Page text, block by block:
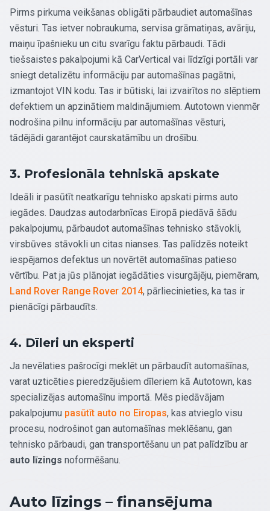
Pirms pirkuma veikšanas obligāti pārbaudiet automašīnas
vēsturi. Tas ietver nobraukuma, servisa grāmatiņas, avāriju,
maiņu īpašnieku un citu svarīgu faktu pārbaudi. Tādi
tiešsaistes pakalpojumi kā CarVertical vai līdzīgi portāli var
sniegt detalizētu informāciju par automašīnas pagātni,
izmantojot VIN kodu. Tas ir būtiski, lai izvairītos no slēptiem
defektiem un apzinātiem maldinājumiem. Autotown vienmēr
nodrošina pilnu informāciju par automašīnas vēsturi,
tādējādi garantējot caurskatāmību un drošību.
3. Profesionāla tehniskā apskate
Ideāli ir pasūtīt neatkarīgu tehnisko apskati pirms auto
iegādes. Daudzas autodarbnīcas Eiropā piedāvā šādu
pakalpojumu, pārbaudot automašīnas tehnisko stāvokli,
virsbūves stāvokli un citas nianses. Tas palīdzēs noteikt
iespējamos defektus un novērtēt automašīnas patieso
vērtību. Pat ja jūs plānojat iegādāties visurgājēju, piemēram,
Land Rover Range Rover 2014, pārliecinieties, ka tas ir
pienācīgi pārbaudīts.
4. Dīleri un eksperti
Ja nevēlaties pašrocīgi meklēt un pārbaudīt automašīnas,
varat uzticēties pieredzējušiem dīleriem kā Autotown, kas
specializējas automašīnu importā. Mēs piedāvājam
pakalpojumu pasūtīt auto no Eiropas, kas atvieglo visu
procesu, nodrošinot gan automašīnas meklēšanu, gan
tehnisko pārbaudi, gan transportēšanu un pat palīdzību ar
auto līzings noformēšanu.
Auto līzings – finansējuma